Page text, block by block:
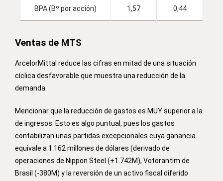
BPA (Bº por acción) 1,57 0,44
Ventas de MTS
ArcelorMittal reduce las cifras en mitad de una situación
cíclica desfavorable que muestra una reducción de la
demanda.
Mencionar que la reducción de gastos es MUY superior a la
de ingresos. Esto es algo puntual, pues los gastos
contabilizan unas partidas excepcionales cuya ganancia
equivale a 1.162 millones de dólares (derivado de
operaciones de Nippon Steel (+1.742M), Votorantim de
Brasil (-380M) y la reversión de un activo fiscal diferido